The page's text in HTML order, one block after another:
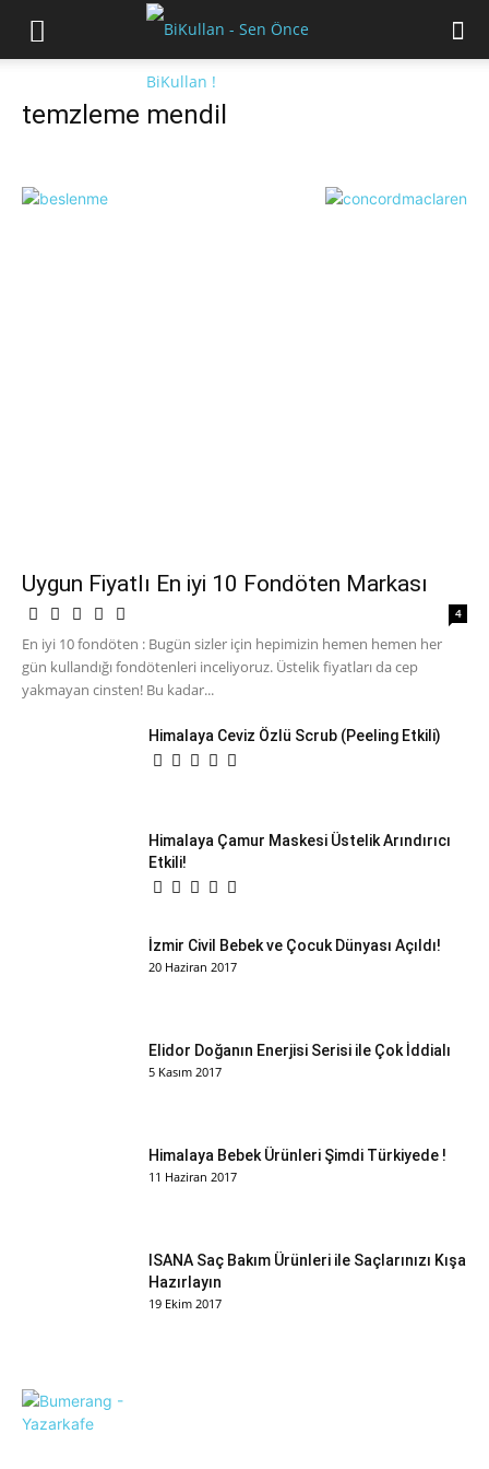
temzleme mendil
Uygun Fiyatlı En iyi 10 Fondöten Markası
4
En iyi 10 fondöten : Bugün sizler için hepimizin hemen hemen her
gün kullandığı fondötenleri inceliyoruz. Üstelik fiyatları da cep
yakmayan cinsten! Bu kadar...
Himalaya Ceviz Özlü Scrub (Peeling Etkili)
Himalaya Çamur Maskesi Üstelik Arındırıcı
Etkili!
İzmir Civil Bebek ve Çocuk Dünyası Açıldı!
20 Haziran 2017
Elidor Doğanın Enerjisi Serisi ile Çok İddialı
5 Kasım 2017
Himalaya Bebek Ürünleri Şimdi Türkiyede !
11 Haziran 2017
ISANA Saç Bakım Ürünleri ile Saçlarınızı Kışa
Hazırlayın
19 Ekim 2017